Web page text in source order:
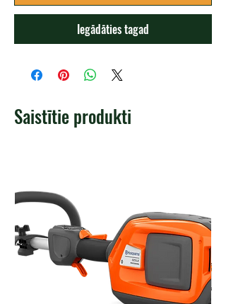
Iegādāties tagad
Saistītie produkti